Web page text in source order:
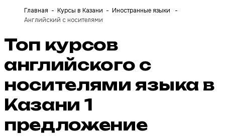
Главная Курсы в Казани
Иностранные языки
Английский с носителями
Топ курсов
английского с
носителями языка в
Казани 1
предложение